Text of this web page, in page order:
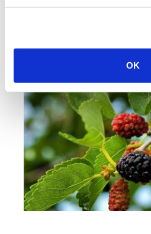
OK
que apimentam a
diferentes plantas e árvores
descobrir e distinguir.